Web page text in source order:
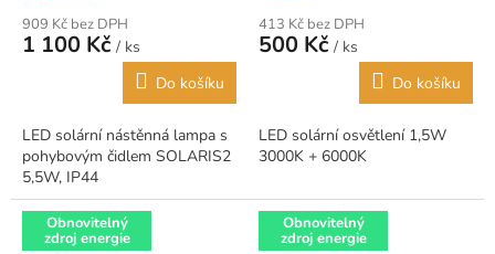
909 Kč bez DPH
1 100 Kč / ks
Do košíku
LED solární nástěnná lampa s
pohybovým čidlem SOLARIS2
5,5W, IP44
413 Kč bez DPH
500 Kč / ks
Do košíku
LED solární osvětlení 1,5W
3000K + 6000K
Obnovitelný
zdroj energie
Obnovitelný
zdroj energie